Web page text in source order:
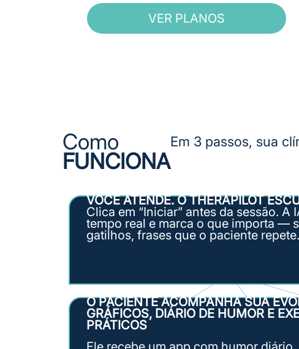
VER PLANOS
Como
FUNCIONA
Em 3 passos, sua
VOCÊ ATENDE. O THERAPILOT
Clica em “Iniciar” antes da sessão. A
tempo real e marca o que importa —
gatilhos, frases que o paciente repete.
O PACIENTE ACOMPANHA SUA
GRÁFICOS, DIÁRIO DE HUMOR E
PRÁTICOS